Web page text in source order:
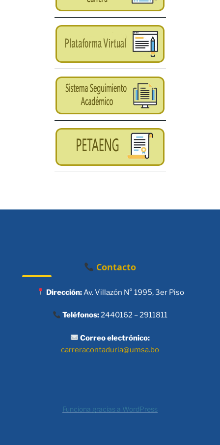
Contacto
Dirección:Av. Villazón N° 1995, 3er Piso
Teléfonos:2440162 – 2911811
Correo electrónico:
carreracontaduria@umsa.bo
Funciona gracias a WordPress